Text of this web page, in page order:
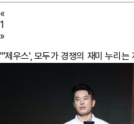
«
1
»
"'제우스', 모두가 경쟁의 재미 누리는